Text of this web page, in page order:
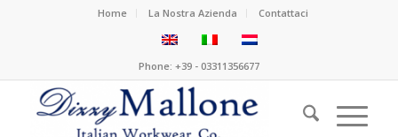
Home La Nostra Azienda Contattaci
Phone: +39 - 03311356677